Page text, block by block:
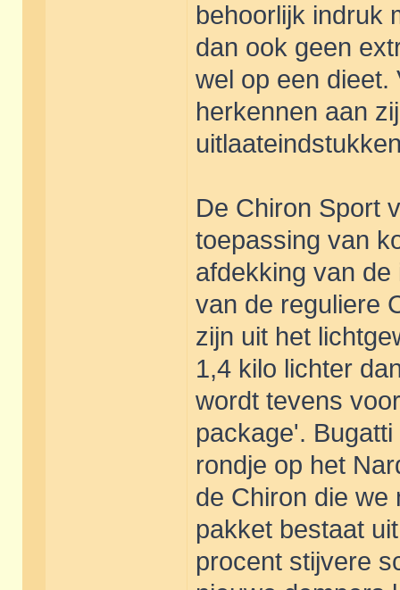
behoorlijk indruk
dan ook geen
wel op een dieet.
herkennen aan
De Chiron Sport
toepassing van
afdekking van
van de reguliere
zijn uit het
1,4 kilo lichter
wordt tevens
package'.
rondje op het
de Chiron die we
pakket bestaat
procent stijvere